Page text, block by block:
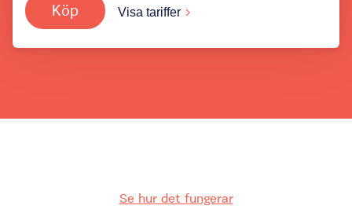
Köp Visa tariffer
Se hur det fungerar